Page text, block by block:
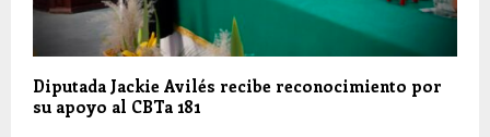
Diputada Jackie Avilés recibe reconocimiento por
su apoyo al CBTa 181